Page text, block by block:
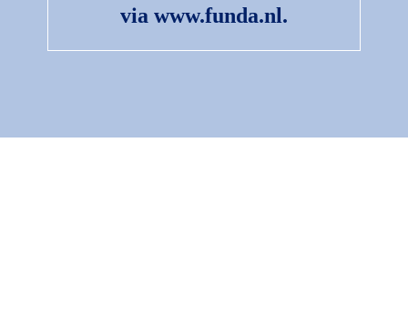
via www.funda.nl.